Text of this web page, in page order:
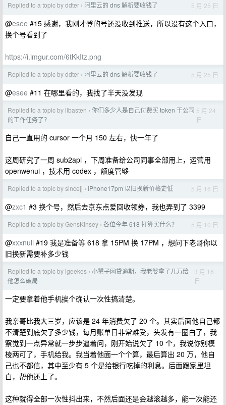
Replied to a topic by ddter › 阿里云的 dns 解析要收钱了 5 月 25 日
@esee #15 感谢，我刚才登的号还没收到推送，所以没有这个入口，
换个号看到了
https://i.imgur.com/6tKkItz.png
Replied to a topic by ddter › 阿里云的 dns 解析要收钱了 5 月 25 日
@esee #11 在哪里看的，我找了半天没发现
Replied to a topic by libasten › 你们多少人是自己付费买 token 干公司
的工作任务了？
5 月 24
日
自己一直用的 cursor 一个月 150 左右，快一年了
这周研究了一周 sub2api ，下周准备给公司同事全部用上，运营用
openwenui ，技术用 codex ，额度管够
Replied to a topic by sincejj › iPhone17pm 以旧换新价格史低 5 月 16 日
@zxc1 #3 换个号，然后去京东点爱回收领券，我也弄到了 3399
Replied to a topic by GensKinsey › 各位今年 618 打算买什么？ 5 月 10 日
@xxxnull #19 我是准备等 618 拿 15PM 换 17PM ，想问下老哥你以
旧换新需要补多少钱
Replied to a topic by igeekes › 小舅子网贷逾期，我老婆拿了几万给
他怎么破局
3 月 16
日
一定要拿着他手机挨个确认一次性搞清楚。
我亲哥比我大三岁，应该是 24 年消费欠了 20 个。其实后面他自己都
不清楚到底欠了多少钱，每月账单日非常难受，头发有一圈白了，我
察觉到一点异常就一步步逼着问，刚开始说欠了 10 个，我说你别模
棱两可了，手机给我。我当着他面一个个算，最后算出 20 万，他自
己也不都信，其中至少有 5 个是给银行吃掉的利息。后面跟家里坦
白，帮他还上了。
这种就得全部一次性抖出来，不然后面还是会越滚越多，能一次能还